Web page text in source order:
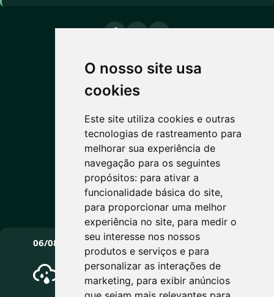
O nosso site usa
cookies
Este site utiliza cookies e outras
tecnologias de rastreamento para
melhorar sua experiência de
navegação para os seguintes
propósitos: para ativar a
funcionalidade básica do site,
para proporcionar uma melhor
experiência no site, para medir o
seu interesse nos nossos
produtos e serviços e para
personalizar as interações de
marketing, para exibir anúncios
PREVISÃO DO TEMPO
14°C
Nublado
Máx: 22° • Mín: 13°
Vento: 8.8 km/h
06/08 07/08